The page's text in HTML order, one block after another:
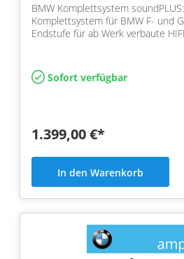
BMW Komplettsystem
Komplettsystem für BMW F- und
Endstufe für ab Werk verbaute
Sofort verfügbar
1.399,00 €*
In den Warenkorb